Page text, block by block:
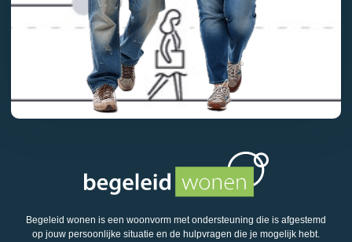
Begeleid wonen is een woonvorm met ondersteuning die is afgestemd
op jouw persoonlijke situatie en de hulpvragen die je mogelijk hebt.